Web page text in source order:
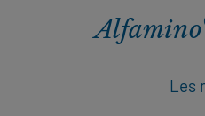
Alfamino
Les